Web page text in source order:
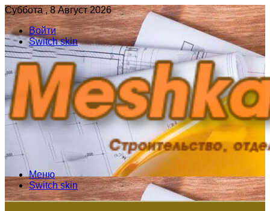
Суббота , 8 Август 2026
Войти
Switch skin
Меню
Switch skin